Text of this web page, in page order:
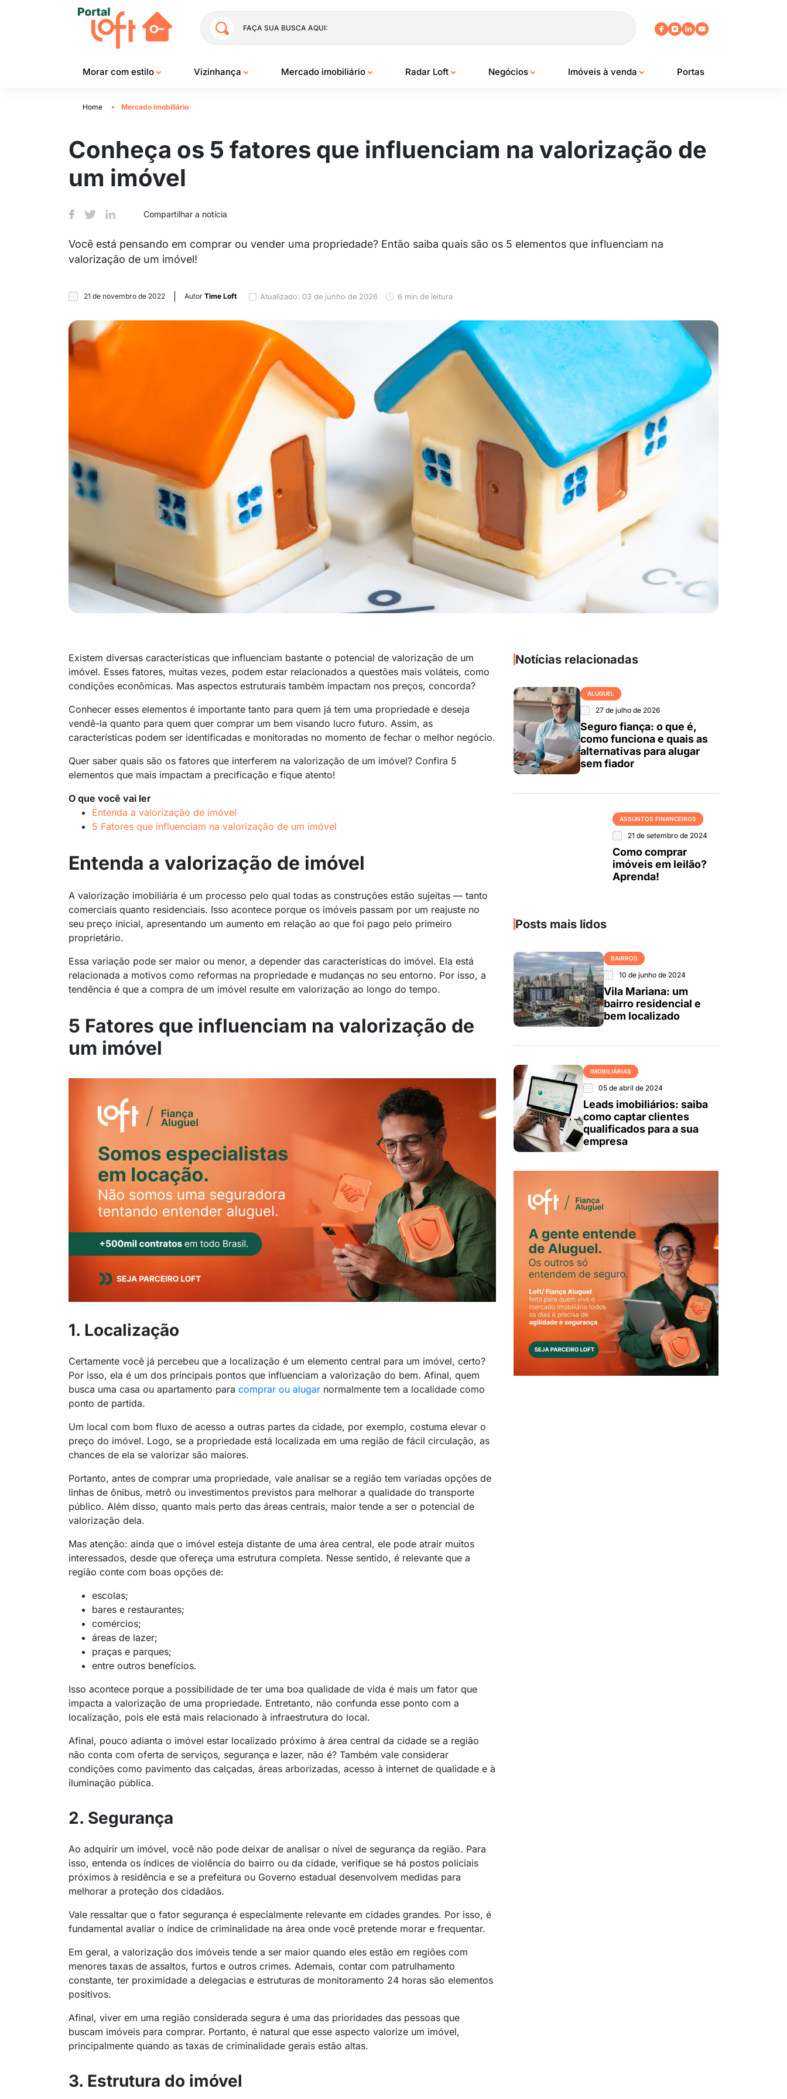
FAÇA SUA BUSCA AQUI:
Morar com estilo Vizinhança Mercado imobiliário Radar Loft Negócios Imóveis à venda Portas
Home Mercado imobiliário
Conheça os 5 fatores que influenciam na valorização de
um imóvel
Compartilhar a notícia
Você está pensando em comprar ou vender uma propriedade? Então saiba quais são os 5 elementos que influenciam na
valorização de um imóvel!
21 de novembro de 2022 Autor Time Loft Atualizado: 03 de junho de 2026 6 min de leitura
Existem diversas características que influenciam bastante o potencial de valorização de um
imóvel. Esses fatores, muitas vezes, podem estar relacionados a questões mais voláteis, como
condições econômicas. Mas aspectos estruturais também impactam nos preços, concorda?
Conhecer esses elementos é importante tanto para quem já tem uma propriedade e deseja
vendê-la quanto para quem quer comprar um bem visando lucro futuro. Assim, as
características podem ser identificadas e monitoradas no momento de fechar o melhor negócio.
Quer saber quais são os fatores que interferem na valorização de um imóvel? Confira 5
elementos que mais impactam a precificação e fique atento!
O que você vai ler
Entenda a valorização de imóvel
5 Fatores que influenciam na valorização de um imóvel
Entenda a valorização de imóvel
A valorização imobiliária é um processo pelo qual todas as construções estão sujeitas — tanto
comerciais quanto residenciais. Isso acontece porque os imóveis passam por um reajuste no
seu preço inicial, apresentando um aumento em relação ao que foi pago pelo primeiro
proprietário.
Essa variação pode ser maior ou menor, a depender das características do imóvel. Ela está
relacionada a motivos como reformas na propriedade e mudanças no seu entorno. Por isso, a
tendência é que a compra de um imóvel resulte em valorização ao longo do tempo.
5 Fatores que influenciam na valorização de
um imóvel
1. Localização
Certamente você já percebeu que a localização é um elemento central para um imóvel, certo?
Por isso, ela é um dos principais pontos que influenciam a valorização do bem. Afinal, quem
busca uma casa ou apartamento para comprar ou alugar normalmente tem a localidade como
ponto de partida.
Um local com bom fluxo de acesso a outras partes da cidade, por exemplo, costuma elevar o
preço do imóvel. Logo, se a propriedade está localizada em uma região de fácil circulação, as
chances de ela se valorizar são maiores.
Portanto, antes de comprar uma propriedade, vale analisar se a região tem variadas opções de
linhas de ônibus, metrô ou investimentos previstos para melhorar a qualidade do transporte
público. Além disso, quanto mais perto das áreas centrais, maior tende a ser o potencial de
valorização dela.
Mas atenção: ainda que o imóvel esteja distante de uma área central, ele pode atrair muitos
interessados, desde que ofereça uma estrutura completa. Nesse sentido, é relevante que a
região conte com boas opções de:
escolas;
bares e restaurantes;
comércios;
áreas de lazer;
praças e parques;
entre outros benefícios.
Isso acontece porque a possibilidade de ter uma boa qualidade de vida é mais um fator que
impacta a valorização de uma propriedade. Entretanto, não confunda esse ponto com a
localização, pois ele está mais relacionado à infraestrutura do local.
Afinal, pouco adianta o imóvel estar localizado próximo à área central da cidade se a região
não conta com oferta de serviços, segurança e lazer, não é? Também vale considerar
condições como pavimento das calçadas, áreas arborizadas, acesso à internet de qualidade e à
iluminação pública.
2. Segurança
Ao adquirir um imóvel, você não pode deixar de analisar o nível de segurança da região. Para
isso, entenda os índices de violência do bairro ou da cidade, verifique se há postos policiais
próximos à residência e se a prefeitura ou Governo estadual desenvolvem medidas para
melhorar a proteção dos cidadãos.
Vale ressaltar que o fator segurança é especialmente relevante em cidades grandes. Por isso, é
fundamental avaliar o índice de criminalidade na área onde você pretende morar e frequentar.
Em geral, a valorização dos imóveis tende a ser maior quando eles estão em regiões com
menores taxas de assaltos, furtos e outros crimes. Ademais, contar com patrulhamento
constante, ter proximidade a delegacias e estruturas de monitoramento 24 horas são elementos
positivos.
Afinal, viver em uma região considerada segura é uma das prioridades das pessoas que
buscam imóveis para comprar. Portanto, é natural que esse aspecto valorize um imóvel,
principalmente quando as taxas de criminalidade gerais estão altas.
3. Estrutura do imóvel
Notícias relacionadas
ALUGUEL
27 de julho de 2026
Seguro fiança: o que é,
como funciona e quais as
alternativas para alugar
sem fiador
ASSUNTOS FINANCEIROS
21 de setembro de 2024
Como comprar
imóveis em leilão?
Aprenda!
Posts mais lidos
BAIRROS
10 de junho de 2024
Vila Mariana: um
bairro residencial e
bem localizado
IMOBILIÁRIAS
05 de abril de 2024
Leads imobiliários: saiba
como captar clientes
qualificados para a sua
empresa